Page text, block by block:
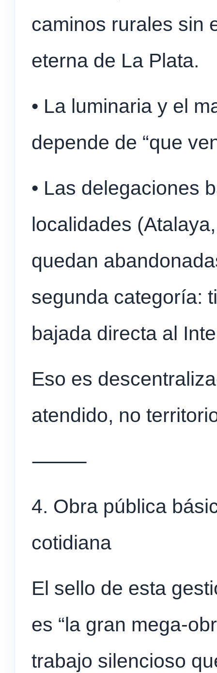
caminos rurales sin
eterna de La Plata.
• La luminaria y el
depende de “que
• Las delegaciones
localidades
quedan
segunda categoría:
bajada directa al
Eso es
atendido, no
⸻
4. Obra pública
cotidiana
El sello de esta
es “la gran mega-
trabajo silencioso